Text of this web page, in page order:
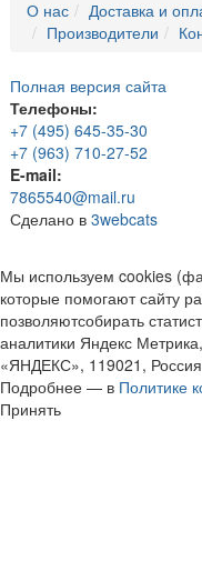
О нас Доставка и
Производители
Полная версия сайта
Телефоны:
+7 (495) 645-35-30
+7 (963) 710-27-52
E-mail:
7865540@mail.ru
Сделано в 3webcats
Мы используем cookies
которые помогают сайту
позволяютсобирать
аналитики Яндекс
«ЯНДЕКС», 119021,
Подробнее — в Политике
Принять